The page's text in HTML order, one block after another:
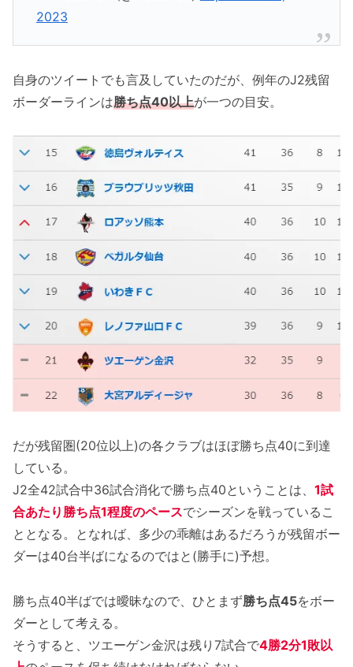
2023
自身のツイートでも言及していたのだが、例年のJ2残留
ボーダーラインは勝ち点40以上が一つの目安。
だが残留圏(20位以上)の各クラブはほぼ勝ち点40に到達
している。
J2全42試合中36試合消化で勝ち点40ということは、 1試
合あたり勝ち点1程度のペースでシーズンを戦っているこ
ととなる。となれば、多少の乖離はあるだろうが残留ボー
ダーは40台半ばになるのではと(勝手に)予想。
勝ち点40半ばでは曖昧なので、ひとまず勝ち点45をボー
ダーとして考える。
そうすると、ツエーゲン金沢は残り7試合で4勝2分1敗以